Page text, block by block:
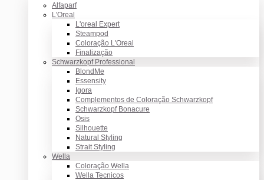
Alfaparf
L'Oreal
L'oreal Expert
Steampod
Coloração L'Oreal
Finalização
Schwarzkopf Professional
BlondMe
Essensity
Igora
Complementos de Coloração Schwarzkopf
Schwarzkopf Bonacure
Osis
Silhouette
Natural Styling
Strait Styling
Wella
Coloração Wella
Wella Tecnicos